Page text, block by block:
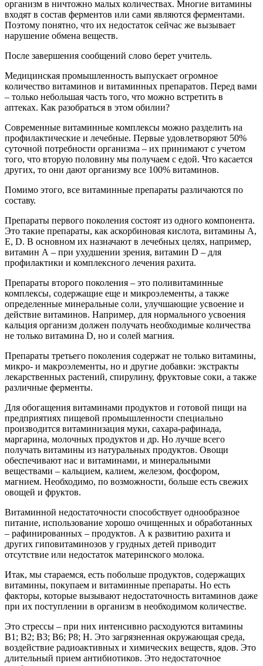
организм в ничтожно малых количествах. Многие витамины
входят в состав ферментов или сами являются ферментами.
Поэтому понятно, что их недостаток сейчас же вызывает
нарушение обмена веществ.
После завершения сообщений слово берет учитель.
Медицинская промышленность выпускает огромное
количество витаминов и витаминных препаратов. Перед вами
– только небольшая часть того, что можно встретить в
аптеках. Как разобраться в этом обилии?
Современные витаминные комплексы можно разделить на
профилактические и лечебные. Первые удовлетворяют 50%
суточной потребности организма – их принимают с учетом
того, что вторую половину мы получаем с едой. Что касается
других, то они дают организму все 100% витаминов.
Помимо этого, все витаминные препараты различаются по
составу.
Препараты первого поколения состоят из одного компонента.
Это такие препараты, как аскорбиновая кислота, витамины А,
Е, D. В основном их назначают в лечебных целях, например,
витамин А – при ухудшении зрения, витамин D – для
профилактики и комплексного лечения рахита.
Препараты второго поколения – это поливитаминные
комплексы, содержащие еще и микроэлементы, а также
определенные минеральные соли, улучшающие усвоение и
действие витаминов. Например, для нормального усвоения
кальция организм должен получать необходимые количества
не только витамина D, но и солей магния.
Препараты третьего поколения содержат не только витамины,
микро- и макроэлементы, но и другие добавки: экстракты
лекарственных растений, спирулину, фруктовые соки, а также
различные ферменты.
Для обогащения витаминами продуктов и готовой пищи на
предприятиях пищевой промышленности специально
производится витаминизация муки, сахара-рафинада,
маргарина, молочных продуктов и др. Но лучше всего
получать витамины из натуральных продуктов. Овощи
обеспечивают нас и витаминами, и минеральными
веществами – кальцием, калием, железом, фосфором,
магнием. Необходимо, по возможности, больше есть свежих
овощей и фруктов.
Витаминной недостаточности способствует однообразное
питание, использование хорошо очищенных и обработанных
– рафинированных – продуктов. А к развитию рахита и
других гиповитаминозов у грудных детей приводит
отсутствие или недостаток материнского молока.
Итак, мы стараемся, есть побольше продуктов, содержащих
витамины, покупаем и витаминные препараты. Но есть
факторы, которые вызывают недостаточность витаминов даже
при их поступлении в организм в необходимом количестве.
Это стрессы – при них интенсивно расходуются витамины
В1 ; В2; В3; В6; Р8; Н. Это загрязненная окружающая среда,
воздействие радиоактивных и химических веществ, ядов. Это
длительный прием антибиотиков. Это недостаточное